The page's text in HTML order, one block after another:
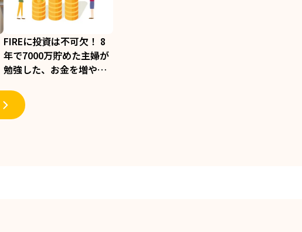
FIREに投資は不可欠！ 8
年で7000万貯めた主婦が
勉強した、お金を増やす
ゼロからのサイド
FIRE（3）